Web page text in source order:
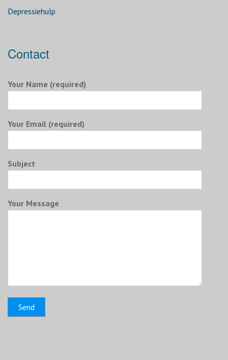
Depressiehulp
Contact
Your Name (required)
Your Email (required)
Subject
Your Message